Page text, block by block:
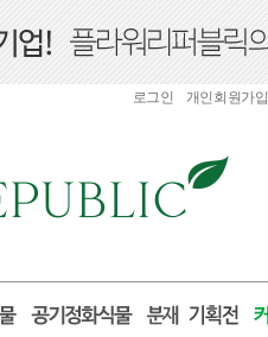
로그인 개인회원가입